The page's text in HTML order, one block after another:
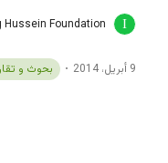
Foundation
9 أبريل، 2014 بحوث و